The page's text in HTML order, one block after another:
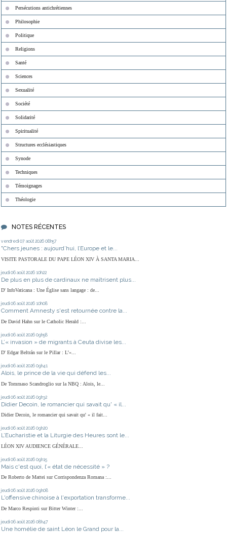
Persécutions antichrétiennes
Philosophie
Politique
Religions
Santé
Sciences
Sexualité
Société
Solidarité
Spiritualité
Structures ecclésiastiques
Synode
Techniques
Témoignages
Théologie
NOTES RÉCENTES
vendredi 07 août 2026 08h57
"Chers jeunes : aujourd’hui, l’Europe et le...
VISITE PASTORALE DU PAPE LÉON XIV À SANTA MARIA...
jeudi 06 août 2026 10h22
De plus en plus de cardinaux ne maîtrisent plus...
D' InfoVaticana : Une Église sans langage : de...
jeudi 06 août 2026 10h08
Comment Amnesty s'est retournée contre la...
De David Hahn sur le Catholic Herald :...
jeudi 06 août 2026 09h58
L’« invasion » de migrants à Ceuta divise les...
D' Edgar Beltrán sur le Pillar : L’«...
jeudi 06 août 2026 09h41
Alois, le prince de la vie qui défend les...
De Tommaso Scandroglio sur la NBQ : Alois, le...
jeudi 06 août 2026 09h32
Didier Decoin, le romancier qui savait qu' « il...
Didier Decoin, le romancier qui savait qu' « il fait...
jeudi 06 août 2026 09h20
L’Eucharistie et la Liturgie des Heures sont le...
LÉON XIV AUDIENCE GÉNÉRALE...
jeudi 06 août 2026 09h15
Mais c'est quoi, l’« état de nécessité » ?
De Roberto de Mattei sur Corrispondenza Romana :...
jeudi 06 août 2026 09h08
L'offensive chinoise à l'exportation transforme...
De Marco Respinti sur Bitter Winter :...
jeudi 06 août 2026 08h47
Une homélie de saint Léon le Grand pour la...